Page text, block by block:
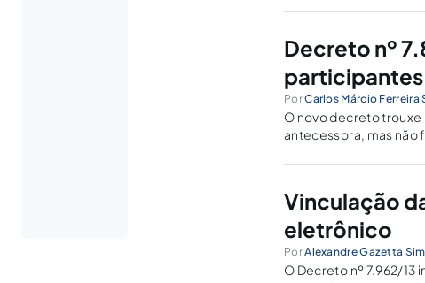
Decreto nº
PorCarlos Márcio Ferreira
O novo decreto
antecessora, mas não
Vinculação
eletrônico
PorAlexandre Gazetta
O Decreto nº 7.962/